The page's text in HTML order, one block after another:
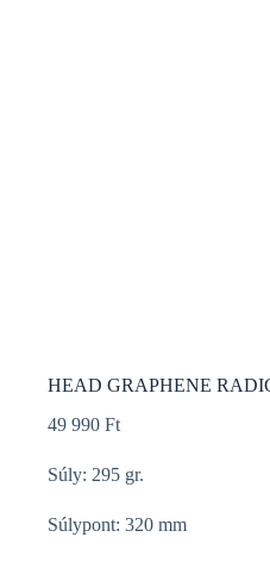
HEAD GRAPHENE
49 990 Ft
Súly: 295 gr.
Súlypont: 320 mm